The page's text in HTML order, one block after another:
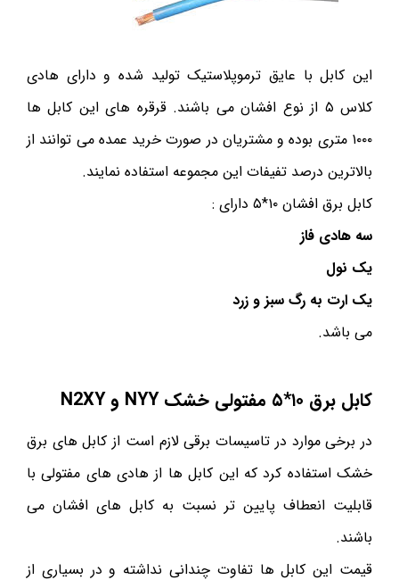
این کابل با عایق ترموپلاستیک تولید شده و دارای هادی
کلاس ۵ از نوع افشان می باشند. قرقره های این کابل ها
۱۰۰۰ متری بوده و مشتریان در صورت خرید عمده می توانند از
بالاترین درصد تفیفات این مجموعه استفاده نمایند.
کابل برق افشان ۱۰*۵ دارای :
سه هادی فاز
یک نول
یک ارت به رگ سبز و زرد
می باشد.
کابل برق ۱۰*۵ مفتولی خشک NYY وN2XY
در برخی موارد در تاسیسات برقی لازم است از کابل های برق
خشک استفاده کرد که این کابل ها از هادی های مفتولی با
قابلیت انعطاف پایین تر نسبت به کابل های افشان می
باشند.
قیمت این کابل ها تفاوت چندانی نداشته و در بسیاری از